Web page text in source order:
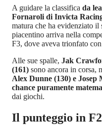
A guidare la classifica da
Fornaroli di Invicta
matura che ha evidenziato
piacentino arriva nella
F3, dove aveva trionfato
Alle sue spalle, Jak
(161) sono ancora in corsa,
Alex Dunne (130) e Josep
chance puramente
dai giochi.
Il punteggio in F2